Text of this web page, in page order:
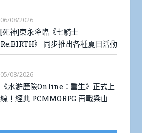
06/08/2026
[死神]東永降臨《七騎士
Re:BIRTH》 同步推出各種夏日活動
05/08/2026
《水滸歷險Online：重生》正式上
線！經典 PCMMORPG 再戰梁山